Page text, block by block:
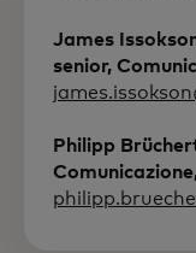
James
senior,
Philipp